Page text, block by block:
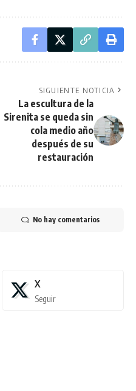
SIGUIENTE NOTICIA
La escultura de la
Sirenita se queda sin
cola medio año
después de su
restauración
No hay comentarios
X
Seguir